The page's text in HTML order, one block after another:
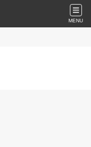
MENU